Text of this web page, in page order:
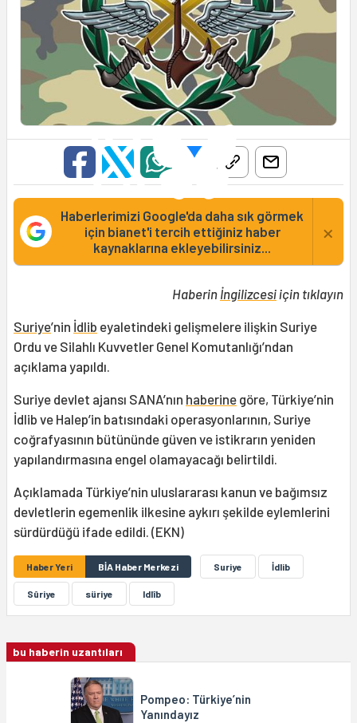
Haberlerimizi Google'da daha sık görmek
için bianet'i tercih ettiğiniz haber
kaynaklarına ekleyebilirsiniz...
×
Haberin İngilizcesiiçin tıklayın
Suriye’nin İdlib eyaletindeki gelişmelere ilişkin Suriye
Ordu ve Silahlı Kuvvetler Genel Komutanlığı’ndan
açıklama yapıldı.
Suriye devlet ajansı SANA’nın haberine göre, Türkiye’nin
İdlib ve Halep’in batısındaki operasyonlarının, Suriye
coğrafyasının bütününde güven ve istikrarın yeniden
yapılandırmasına engel olamayacağı belirtildi.
Açıklamada Türkiye’nin uluslararası kanun ve bağımsız
devletlerin egemenlik ilkesine aykırı şekilde eylemlerini
sürdürdüğü ifade edildi. (EKN)
Haber Yeri BİA Haber Merkezi Suriye İdlib
Sûriye süriye Idlîb
bu haberin uzantıları
Pompeo: Türkiye’nin
Yanındayız